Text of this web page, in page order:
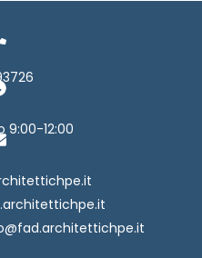
9:00-12:00